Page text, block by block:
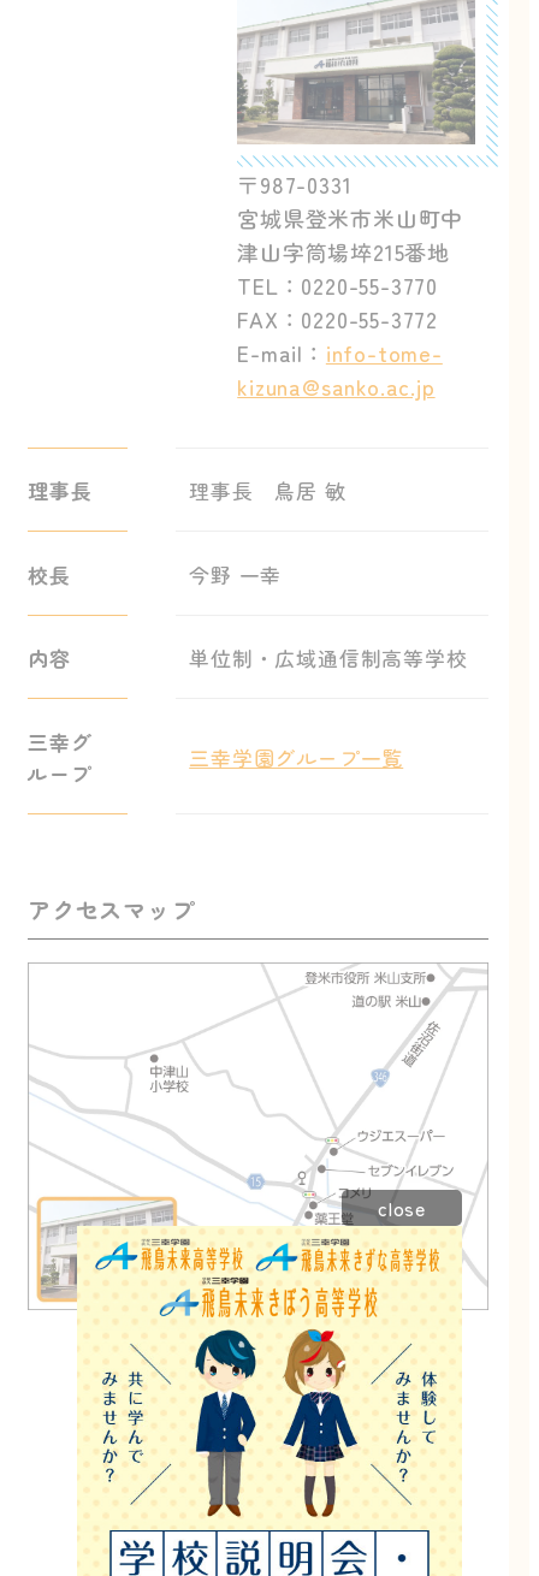
〒987-0331
宮城県登米市米山町中
津山字筒場埣215番地
TEL：0220-55-3770
FAX：0220-55-3772
E-mail： info-tome-
kizuna@sanko.ac.jp
理事長 理事長 鳥居 敏
校長 今野 一幸
内容 単位制・広域通信制高等学校
三幸グ
ループ
三幸学園グループ一覧
アクセスマップ
close